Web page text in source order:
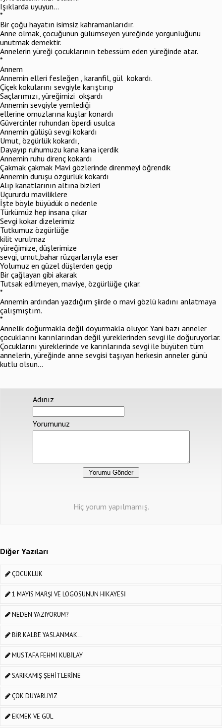
Işıklarda uyuyun…
*
Bir çoğu hayatın isimsiz kahramanlarıdır.
Anne olmak, çocuğunun gülümseyen yüreğinde yorgunluğunu
unutmak demektir.
Annelerin yüreği çocuklarının tebessüm eden yüreğinde atar.
*
Annem
Annemin elleri fesleğen , karanfil, gül kokardı.
Çiçek kokularını sevgiyle karıştırıp
Saçlarımızı, yüreğimizi okşardı
Annemin sevgiyle yemlediği
ellerine omuzlarına kuşlar konardı
Güvercinler ruhundan öperdi usulca
Annemin gülüşü sevgi kokardı
Umut, özgürlük kokardı,
Dayayıp ruhumuzu kana kana içerdik
Annemin ruhu direnç kokardı
Çakmak çakmak Mavi gözlerinde direnmeyi öğrendik
Annemin duruşu özgürlük kokardı
Alıp kanatlarının altına bizleri
Uçururdu maviliklere
İşte böyle büyüdük o nedenle
Türkümüz hep insana çıkar
Sevgi kokar dizelerimiz
Tutkumuz özgürlüğe
kilit vurulmaz
yüreğimize, düşlerimize
sevgi, umut,bahar rüzgarlarıyla eser
Yolumuz en güzel düşlerden geçip
Bir çağlayan gibi akarak
Tutsak edilmeyen, maviye, özgürlüğe çıkar.
*
Annemin ardından yazdığım şiirde o mavi gözlü kadını anlatmaya
çalışmıştım.
*
Annelik doğurmakla değil doyurmakla oluyor. Yani bazı anneler
çocuklarını karınlarından değil yüreklerinden sevgi ile doğuruyorlar.
Çocuklarını yüreklerinde ve karınlarında sevgi ile büyüten tüm
annelerin, yüreğinde anne sevgisi taşıyan herkesin anneler günü
kutlu olsun...
Adınız
Yorumunuz
Hiç yorum yapılmamış.
Diğer Yazıları
ÇOCUKLUK
1 MAYIS MARŞI VE LOGOSUNUN HİKAYESİ
NEDEN YAZIYORUM?
BİR KALBE YASLANMAK...
MUSTAFA FEHMİ KUBİLAY
SARIKAMIŞ ŞEHİTLERİNE
ÇOK DUYARLIYIZ
EKMEK VE GÜL